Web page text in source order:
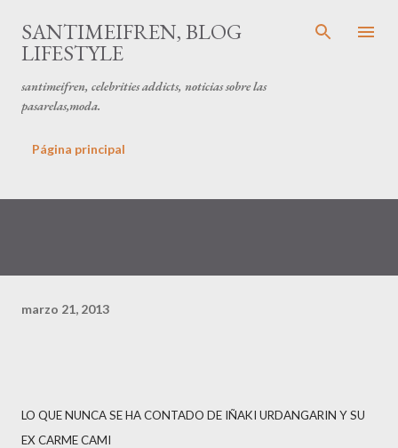
Ir al contenido principal
SANTIMEIFREN, BLOG
LIFESTYLE
santimeifren, celebrities addicts, noticias sobre las
pasarelas,moda.
Página principal
marzo 21, 2013
LO QUE NUNCA SE HA CONTADO DE IÑAKI URDANGARIN Y SU
EX CARME CAMI